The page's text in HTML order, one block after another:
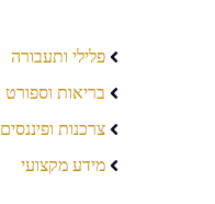
פלילי ותעבורה
בריאות וספורט
צרכנות ופיננסים
מידע מקצועי